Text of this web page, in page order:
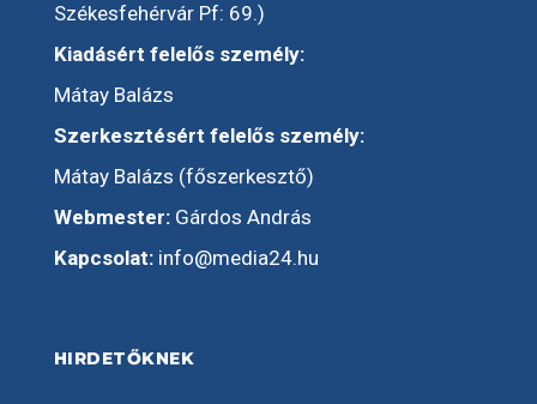
Székesfehérvár Pf: 69.)
Kiadásért felelős személy:
Mátay Balázs
Szerkesztésért felelős személy:
Mátay Balázs (főszerkesztő)
Webmester:Gárdos András
Kapcsolat: info@media24.hu
HIRDETŐKNEK